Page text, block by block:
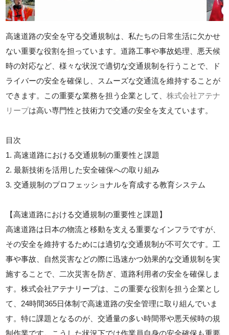
高速道路の安全を守る交通規制は、私たちの日常生活に欠かせ
ない重要な役割を担っています。道路工事や事故処理、悪天候
時の対応など、様々な状況で適切な交通規制を行うことで、ド
ライバーの安全を確保し、スムーズな交通流を維持することが
できます。この重要な業務を担う企業として、株式会社アテナ
リープは高い専門性と技術力で交通の安全を支えています。
目次
1. 高速道路における交通規制の重要性と課題
2. 最新技術を活用した安全確保への取り組み
3. 交通規制のプロフェッショナルを育成する教育システム
【高速道路における交通規制の重要性と課題】
高速道路は日本の物流と移動を支える重要なインフラですが、
その安全を維持するためには適切な交通規制が不可欠です。工
事や事故、自然災害などの際に迅速かつ効果的な交通規制を実
施することで、二次災害を防ぎ、道路利用者の安全を確保しま
す。株式会社アテナリープは、この重要な役割を担う企業とし
て、24時間365日体制で高速道路の安全管理に取り組んでいま
す。特に課題となるのが、交通量の多い時間帯や悪天候時の規